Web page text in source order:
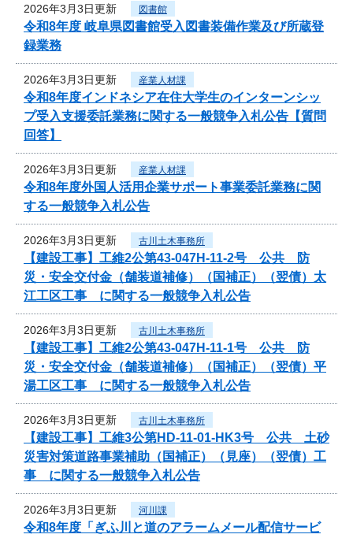
2026年3月3日更新 図書館
令和8年度 岐阜県図書館受入図書装備作業及び所蔵登
録業務
2026年3月3日更新 産業人材課
令和8年度インドネシア在住大学生のインターンシッ
プ受入支援委託業務に関する一般競争入札公告【質問
回答】
2026年3月3日更新 産業人材課
令和8年度外国人活用企業サポート事業委託業務に関
する一般競争入札公告
2026年3月3日更新 古川土木事務所
【建設工事】工維2公第43-047H-11-2号 公共 防
災・安全交付金（舗装道補修）（国補正）（翌債）太
江工区工事 に関する一般競争入札公告
2026年3月3日更新 古川土木事務所
【建設工事】工維2公第43-047H-11-1号 公共 防
災・安全交付金（舗装道補修）（国補正）（翌債）平
湯工区工事 に関する一般競争入札公告
2026年3月3日更新 古川土木事務所
【建設工事】工維3公第HD-11-01-HK3号 公共 土砂
災害対策道路事業補助（国補正）（見座）（翌債）工
事 に関する一般競争入札公告
2026年3月3日更新 河川課
令和8年度「ぎふ川と道のアラームメール配信サービ